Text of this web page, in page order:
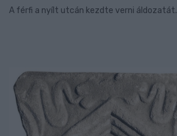
A férfi a nyílt utcán kezdte verni áldozatát.